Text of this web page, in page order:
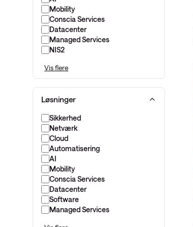
Mobility
Conscia Services
Datacenter
Managed Services
NIS2
Vis flere
Løsninger
Sikkerhed
Netværk
Cloud
Automatisering
AI
Mobility
Conscia Services
Datacenter
Software
Managed Services